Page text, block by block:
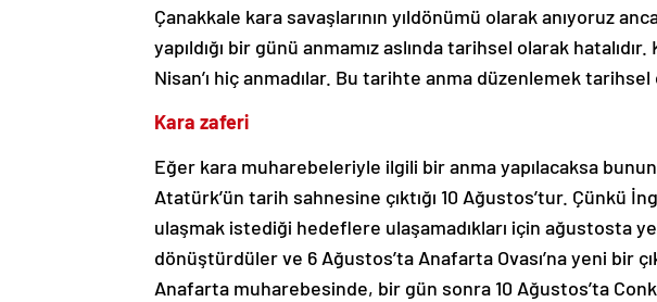
Çanakkale kara savaşlarının yıldönümü olarak anıyoruz
yapıldığı bir günü anmamız aslında tarihsel olarak
Nisan’ı hiç anmadılar. Bu tarihte anma düzenlemek
Kara zaferi
Eğer kara muharebeleriyle ilgili bir anma yapılacaksa
Atatürk’ün tarih sahnesine çıktığı 10 Ağustos’tur. Çünkü
ulaşmak istediği hedeflere ulaşamadıkları için ağustosta
dönüştürdüler ve 6 Ağustos’ta Anafarta Ovası’na yeni bir
Anafarta muharebesinde, bir gün sonra 10 Ağustos’ta